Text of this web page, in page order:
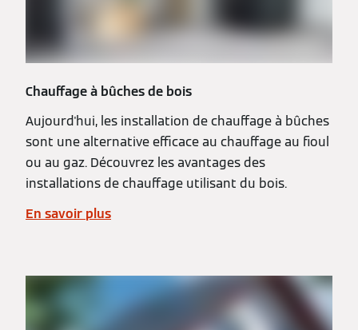
Chauffage à bûches de bois
Aujourd'hui, les installation de chauffage à bûches
sont une alternative efficace au chauffage au fioul
ou au gaz. Découvrez les avantages des
installations de chauffage utilisant du bois.
En savoir plus